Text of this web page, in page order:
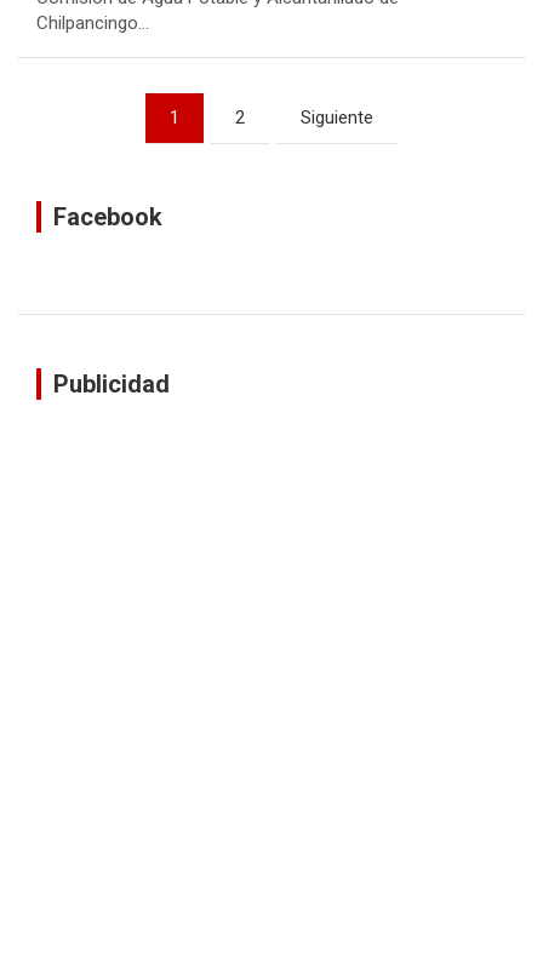
Chilpancingo…
Navegación
1 2 Siguiente
Facebook
Publicidad